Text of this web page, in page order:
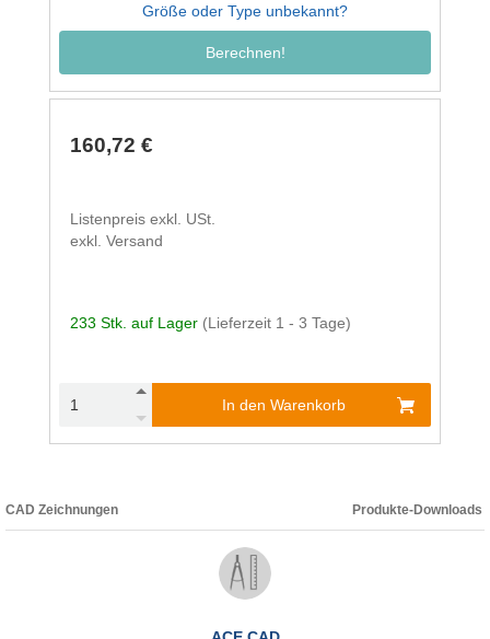
Größe oder Type unbekannt?
Berechnen!
160,72 €
Listenpreis exkl. USt.
exkl. Versand
233 Stk. auf Lager (Lieferzeit 1 - 3 Tage)
In den Warenkorb
CAD Zeichnungen Produkte-Downloads